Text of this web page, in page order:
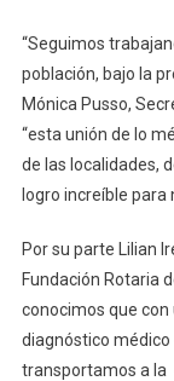
“Seguimos
población, bajo la
Mónica Pusso,
“esta unión de lo
de las localidades,
logro increíble para
Por su parte Lilian
Fundación Rotaria
conocimos que con
diagnóstico
transportamos a la